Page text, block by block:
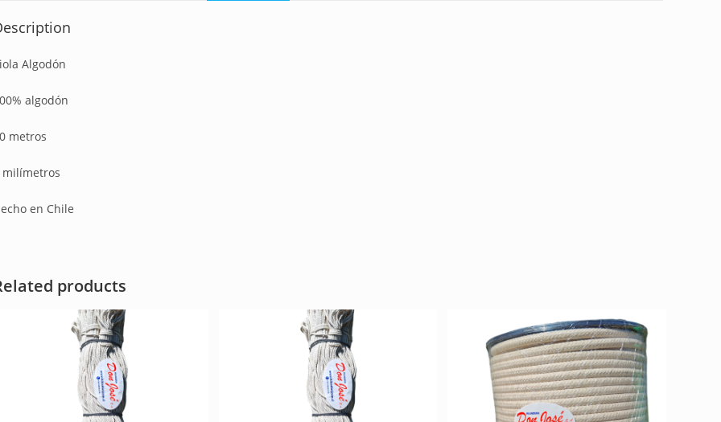
Algodón
algodón
metros
milímetros
en Chile
products